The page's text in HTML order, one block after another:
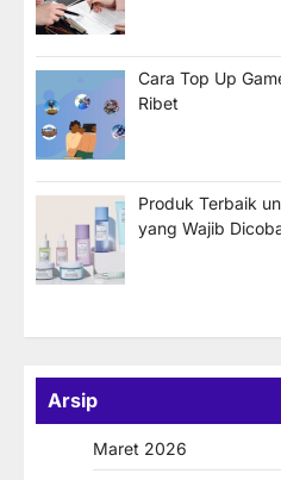
Cara Top Up
Ribet
Produk Terbaik
yang Wajib
Arsip
Maret 2026